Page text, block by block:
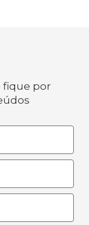
fique por